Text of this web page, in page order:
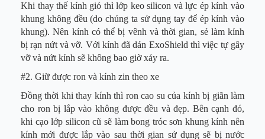
Khi thay thế kính gió thì lớp keo silicon và lực ép kính vào
khung không đều (do chúng ta sử dụng tay để ép kính vào
khung). Nên kính có thể bị vênh và thời gian, sẻ làm kính
bị rạn nứt và vỡ. Với kính đã dán ExoShield thì việc tự gây
vỡ và nứt kính sẽ không bao giờ xảy ra.
#2. Giữ được ron và kính zin theo xe
Đồng thời khi thay kính thì ron cao su của kính bị giãn làm
cho ron bị lắp vào không được đều và đẹp. Bên cạnh đó,
khi cạo lớp silicon cũ sẽ làm bong tróc sơn khung kính nên
kính mới được lắp vào sau thời gian sử dụng sẽ bị nước